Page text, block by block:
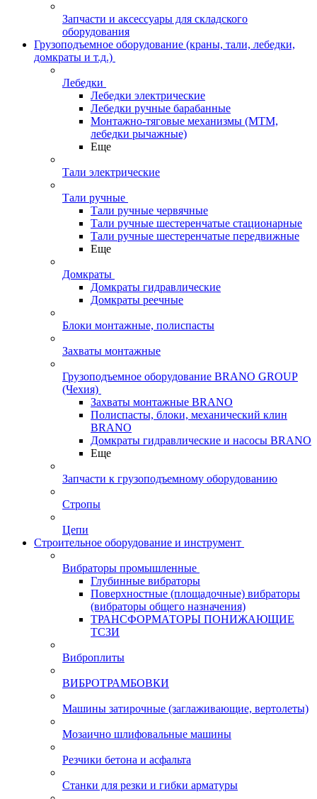
Запчасти и аксессуары для складского
оборудования
Грузоподъемное оборудование (краны, тали, лебедки,
домкраты и т.д.)
Лебедки
Лебедки электрические
Лебедки ручные барабанные
Монтажно-тяговые механизмы (МТМ,
лебедки рычажные)
Еще
Тали электрические
Тали ручные
Тали ручные червячные
Тали ручные шестеренчатые стационарные
Тали ручные шестеренчатые передвижные
Еще
Домкраты
Домкраты гидравлические
Домкраты реечные
Блоки монтажные, полиспасты
Захваты монтажные
Грузоподъемное оборудование BRANO GROUP
(Чехия)
Захваты монтажные BRANO
Полиспасты, блоки, механический клин
BRANO
Домкраты гидравлические и насосы BRANO
Еще
Запчасти к грузоподъемному оборудованию
Стропы
Цепи
Строительное оборудование и инструмент
Вибраторы промышленные
Глубинные вибраторы
Поверхностные (площадочные) вибраторы
(вибраторы общего назначения)
ТРАНСФОРМАТОРЫ ПОНИЖАЮЩИЕ
ТСЗИ
Виброплиты
ВИБРОТРАМБОВКИ
Машины затирочные (заглаживающие, вертолеты)
Мозаично шлифовальные машины
Резчики бетона и асфальта
Станки для резки и гибки арматуры